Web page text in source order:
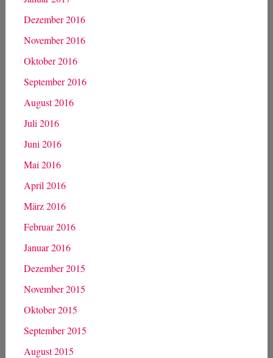
Dezember 2016
November 2016
Oktober 2016
September 2016
August 2016
Juli 2016
Juni 2016
Mai 2016
April 2016
März 2016
Februar 2016
Januar 2016
Dezember 2015
November 2015
Oktober 2015
September 2015
August 2015